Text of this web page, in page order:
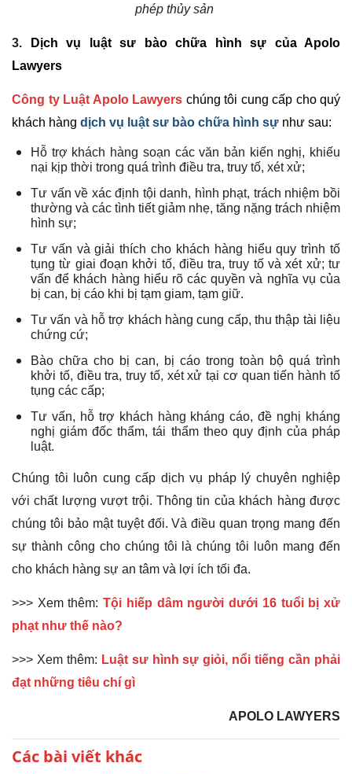
phép thủy sản
3.
Dịch vụ luật sư bào chữa hình sự của Apolo
Lawyers
Công ty Luật Apolo Lawyers chúng tôi cung cấp cho quý
khách hàng dịch vụ luật sư bào chữa hình sự như sau:
Hỗ trợ khách hàng soạn các văn bản kiến nghị, khiếu
nại kịp thời trong quá trình điều tra, truy tố, xét xử;
Tư vấn về xác định tội danh, hình phạt, trách nhiệm bồi
thường và các tình tiết giảm nhẹ, tăng nặng trách nhiệm
hình sự;
Tư vấn và giải thích cho khách hàng hiểu quy trình tố
tụng từ giai đoạn khởi tố, điều tra, truy tố và xét xử; tư
vấn để khách hàng hiểu rõ các quyền và nghĩa vụ của
bị can, bị cáo khi bị tạm giam, tạm giữ.
Tư vấn và hỗ trợ khách hàng cung cấp, thu thập tài liệu
chứng cứ;
Bào chữa cho bị can, bị cáo trong toàn bộ quá trình
khởi tố, điều tra, truy tố, xét xử tại cơ quan tiến hành tố
tụng các cấp;
Tư vấn, hỗ trợ khách hàng kháng cáo, đề nghị kháng
nghị giám đốc thẩm, tái thẩm theo quy định của pháp
luật.
Chúng tôi luôn cung cấp dịch vụ pháp lý chuyên nghiệp
với chất lượng vượt trội. Thông tin của khách hàng được
chúng tôi bảo mật tuyệt đối. Và điều quan trọng mang đến
sự thành công cho chúng tôi là chúng tôi luôn mang đến
cho khách hàng sự an tâm và lợi ích tối đa.
>>> Xem thêm:Tội hiếp dâm người dưới 16 tuổi bị xử
phạt như thế nào?
>>> Xem thêm: Luật sư hình sự giỏi, nổi tiếng cần phải
đạt những tiêu chí gì
APOLO LAWYERS
Các bài viết khác